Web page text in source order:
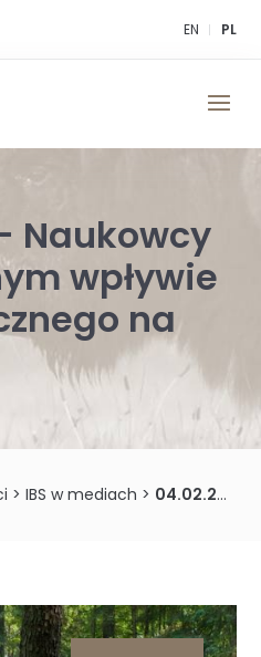
EN PL
Naukowcy
wpływie
na
>IBS w mediach > 04.02.2022 – Naukowcy o negatywnym wpływie płotu granicznego na przyrodę